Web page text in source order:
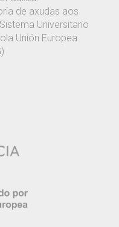
de axudas aos
Universitario
Unión Europea